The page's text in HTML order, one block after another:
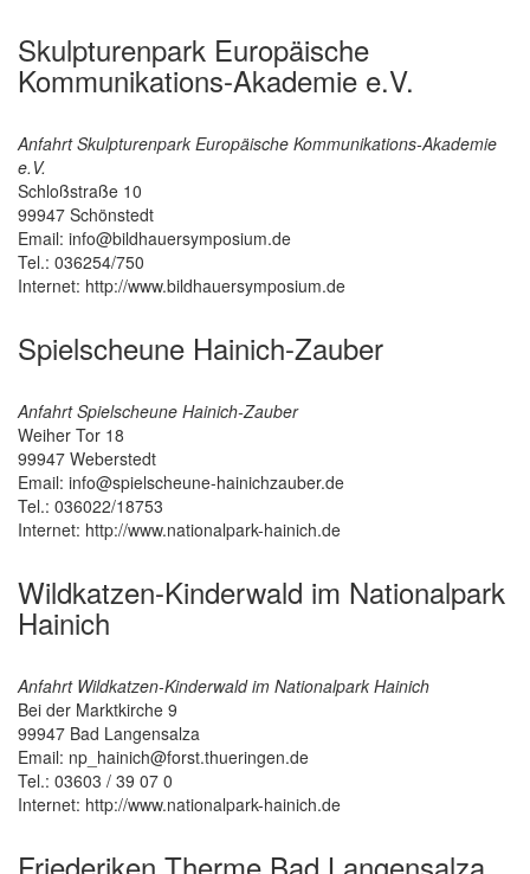
Skulpturenpark Europäische
Kommunikations-Akademie e.V.
Anfahrt Skulpturenpark Europäische Kommunikations-Akademie
e.V.
Schloßstraße 10
99947 Schönstedt
Email: info@bildhauersymposium.de
Tel.: 036254/750
Internet: http://www.bildhauersymposium.de
Spielscheune Hainich-Zauber
Anfahrt Spielscheune Hainich-Zauber
Weiher Tor 18
99947 Weberstedt
Email: info@spielscheune-hainichzauber.de
Tel.: 036022/18753
Internet: http://www.nationalpark-hainich.de
Wildkatzen-Kinderwald im Nationalpark
Hainich
Anfahrt Wildkatzen-Kinderwald im Nationalpark Hainich
Bei der Marktkirche 9
99947 Bad Langensalza
Email: np_hainich@forst.thueringen.de
Tel.: 03603 / 39 07 0
Internet: http://www.nationalpark-hainich.de